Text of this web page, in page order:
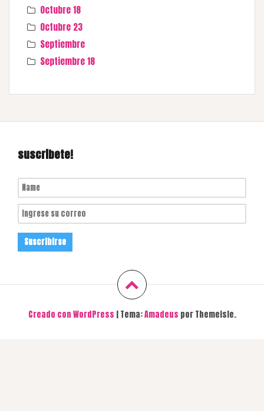
Octubre 18
Octubre 23
Septiembre
Septiembre 18
suscribete!
Creado con WordPress |Tema:Amadeus por Themeisle.